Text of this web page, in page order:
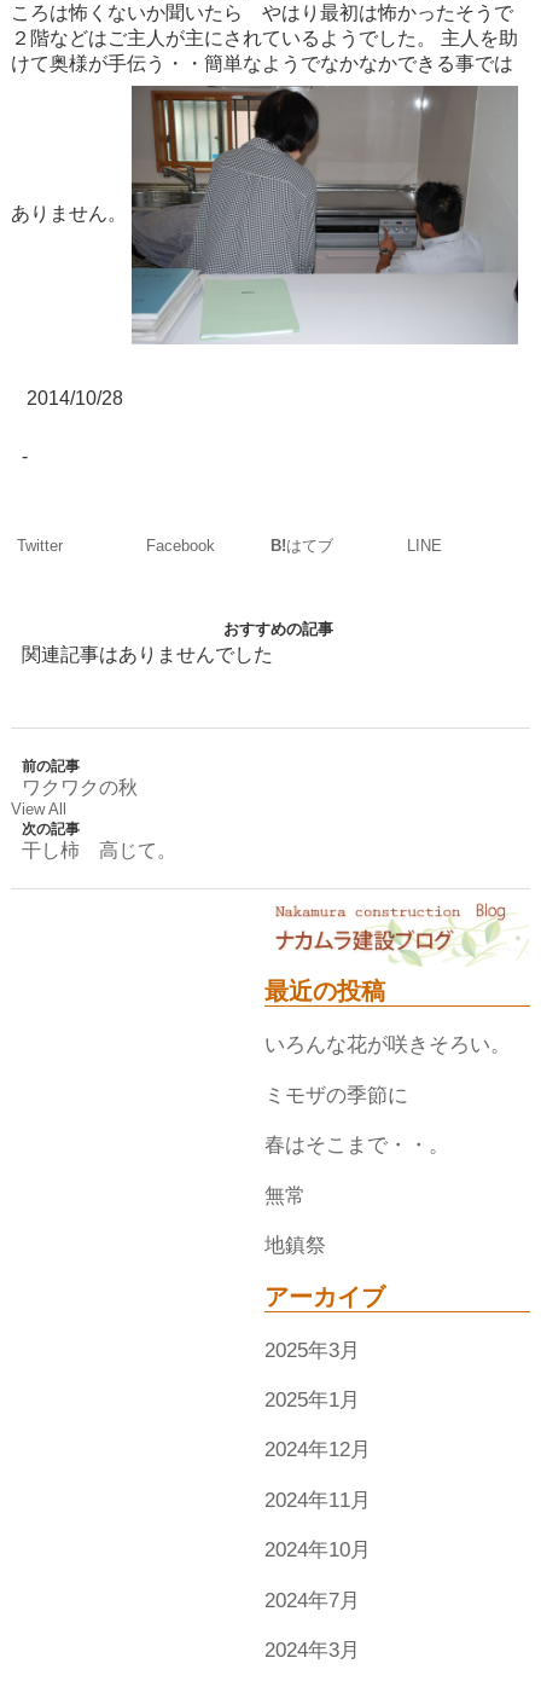
ころは怖くないか聞いたら やはり最初は怖かったそうで
２階などはご主人が主にされているようでした。
主人を助
けて奥様が手伝う・・簡単なようでなかなかできる事では
ありません。
2014/10/28
-
Twitter Facebook B!はてブ LINE
おすすめの記事
関連記事はありませんでした
前の記事
ワクワクの秋
View All
次の記事
干し柿 高じて。
最近の投稿
いろんな花が咲きそろい。
ミモザの季節に
春はそこまで・・。
無常
地鎮祭
アーカイブ
2025年3月
2025年1月
2024年12月
2024年11月
2024年10月
2024年7月
2024年3月